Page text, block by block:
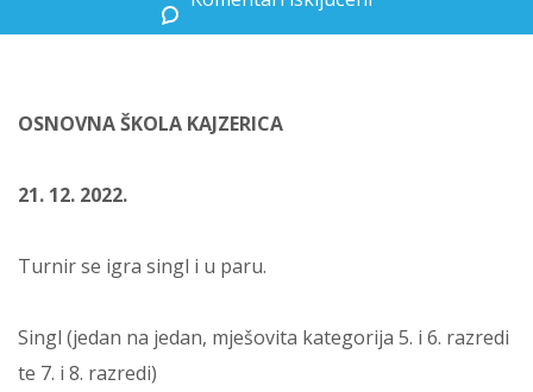
OSNOVNA ŠKOLA KAJZERICA
21. 12. 2022.
Turnir se igra singl i u paru.
Singl (jedan na jedan, mješovita kategorija 5. i 6. razredi
te 7. i 8. razredi)